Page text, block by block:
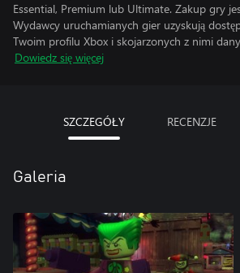
Essential, Premium lub Ultimate. Zakup gry
Wydawcy uruchamianych gier uzyskują
Twoim profilu Xbox i skojarzonych z nimi
Dowiedz się więcej
SZCZEGÓŁY RECENZJE
Galeria